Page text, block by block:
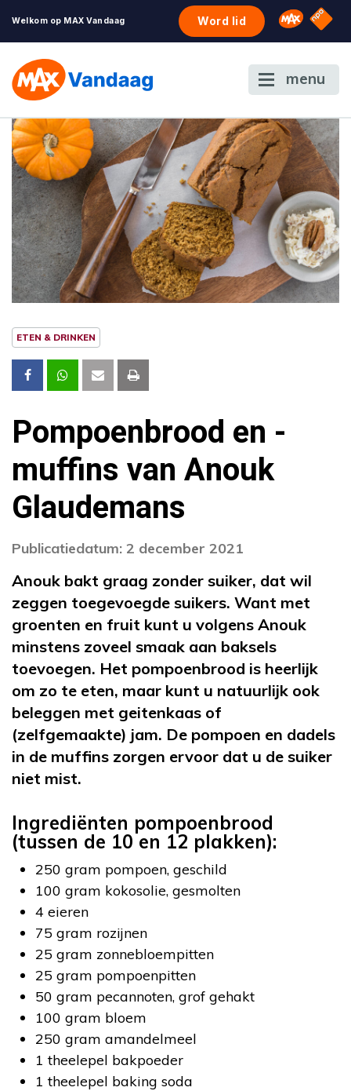
Welkom op MAX Vandaag Word lid Omroep
NPO
menu
ETEN & DRINKEN
Pompoenbrood en -
muffins van Anouk
Glaudemans
Publicatiedatum: 2 december 2021
Anouk bakt graag zonder suiker, dat wil
zeggen toegevoegde suikers. Want met
groenten en fruit kunt u volgens Anouk
minstens zoveel smaak aan baksels
toevoegen. Het pompoenbrood is heerlijk
om zo te eten, maar kunt u natuurlijk ook
beleggen met geitenkaas of
(zelfgemaakte) jam. De pompoen en dadels
in de muffins zorgen ervoor dat u de suiker
niet mist.
Ingrediënten pompoenbrood
(tussen de 10 en 12 plakken):
250 gram pompoen, geschild
100 gram kokosolie, gesmolten
4 eieren
75 gram rozijnen
25 gram zonnebloempitten
25 gram pompoenpitten
50 gram pecannoten, grof gehakt
100 gram bloem
250 gram amandelmeel
1 theelepel bakpoeder
1 theelepel baking soda